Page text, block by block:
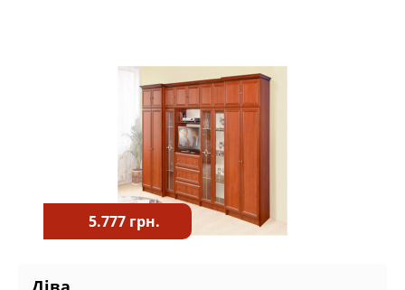
5.777 грн.